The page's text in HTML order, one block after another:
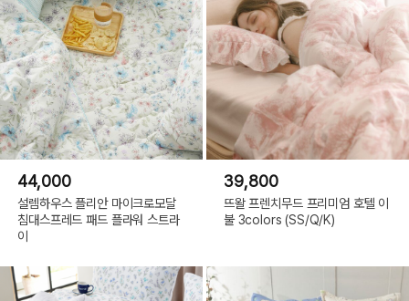
44,000
설렘하우스 플리안 마이크로모달
침대스프레드 패드 플라워 스트라
이
39,800
뜨왈 프렌치무드 프리미엄 호텔 이
불 3colors (SS/Q/K)